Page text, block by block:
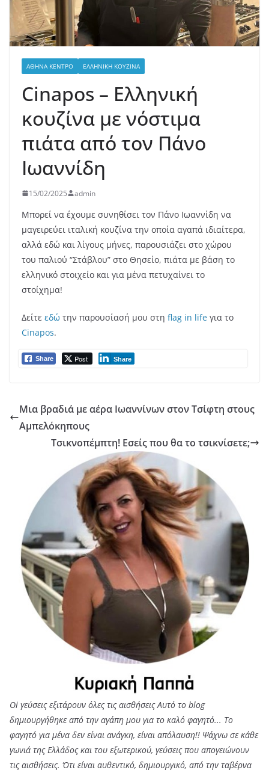
ΑΘΉΝΑ ΚΈΝΤΡΟ ΕΛΛΗΝΙΚΉ ΚΟΥΖΊΝΑ
Cinapos – Ελληνική
κουζίνα με νόστιμα
πιάτα από τον Πάνο
Ιωαννίδη
15/02/2025 admin
Μπορεί να έχουμε συνηθίσει τον Πάνο Ιωαννίδη να
μαγειρεύει ιταλική κουζίνα την οποία αγαπά ιδιαίτερα,
αλλά εδώ και λίγους μήνες, παρουσιάζει στο χώρου
του παλιού “Στάβλου” στο Θησείο, πιάτα με βάση το
ελληνικό στοιχείο και για μένα πετυχαίνει το
στοίχημα!
Δείτε εδώ την παρουσίασή μου στη flag in life για το
Cinapos.
Share Post Share
Μια βραδιά με αέρα Ιωαννίνων στον Τσίφτη στους
Αμπελόκηπους
Τσικνοπέμπτη! Εσείς που θα το τσικνίσετε;
Oi γεύσεις εξιτάρουν όλες τις αισθήσεις Αυτό το blog
δημιουργήθηκε από την αγάπη μου για το καλό φαγητό... Tο
φαγητό για μένα δεν είναι ανάγκη, είναι απόλαυση!! Ψάχνω σε κάθε
γωνιά της Ελλάδος και του εξωτερικού, γεύσεις που απογειώνουν
τις αισθήσεις. Ότι είναι αυθεντικό, δημιουργικό, από την ταβέρνα